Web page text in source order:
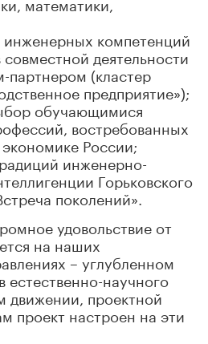
компетенций
деятельности
партнером (кластер
предприятие»);
обучающимися
востребованных
России;
инженерно-
Горьковского
поколений».
удовольствие от
на наших
– углубленном
естественно-научного
движении, проектной
проект настроен на эти